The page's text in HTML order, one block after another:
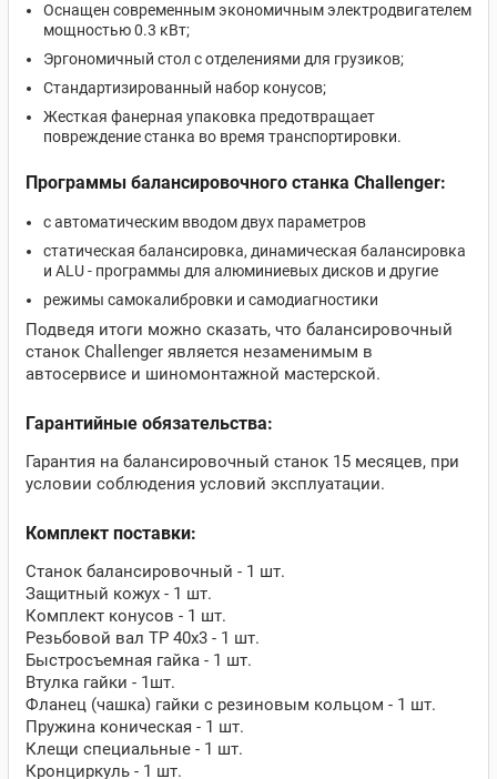
Оснащен современным экономичным электродвигателем
мощностью 0.3 кВт;
Эргономичный стол с отделениями для грузиков;
Стандартизированный набор конусов;
Жесткая фанерная упаковка предотвращает
повреждение станка во время транспортировки.
Программы балансировочного станка Challenger:
c автоматическим вводом двух параметров
статическая балансировка, динамическая балансировка
и ALU - программы для алюминиевых дисков и другие
режимы самокалибровки и самодиагностики
Подведя итоги можно сказать, что балансировочный
станок Challenger является незаменимым в
автосервисе и шиномонтажной мастерской.
Гарантийные обязательства:
Гарантия на балансировочный станок 15 месяцев, при
условии соблюдения условий эксплуатации.
Комплект поставки:
Станок балансировочный - 1 шт.
Защитный кожух - 1 шт.
Комплект конусов - 1 шт.
Резьбовой вал ТР 40х3 - 1 шт.
Быстросъемная гайка - 1 шт.
Втулка гайки - 1шт.
Фланец (чашка) гайки с резиновым кольцом - 1 шт.
Пружина коническая - 1 шт.
Клещи специальные - 1 шт.
Кронциркуль - 1 шт.